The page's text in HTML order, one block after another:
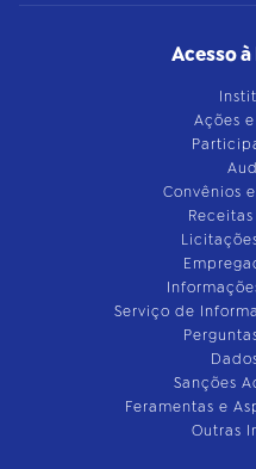
Acesso
Ações
Convênios
Serviço de
Sanções
Feramentas e
Outras